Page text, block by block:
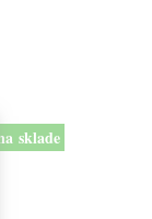
sklade